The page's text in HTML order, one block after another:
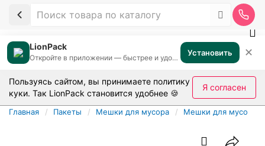
LionPack
Откройте в приложении — быстрее и удобнее Установить ✕
Пользуясь сайтом, вы принимаете политику
куки. Так LionPack становится удобнее 🍪
Я согласен
Главная Пакеты Мешки для мусора Мешки для мусора в